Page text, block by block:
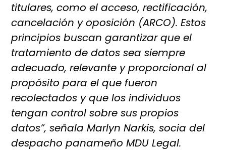
titulares, como el acceso, rectificación,
cancelación y oposición (ARCO). Estos
principios buscan garantizar que el
tratamiento de datos sea siempre
adecuado, relevante y proporcional al
propósito para el que fueron
recolectados y que los individuos
tengan control sobre sus propios
datos”, señala Marlyn Narkis, socia del
despacho panameño MDU Legal.